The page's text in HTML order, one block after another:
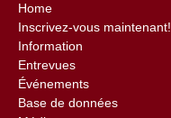
Home
Inscrivez-vous maintenant!
Information
Entrevues
Événements
Base de données